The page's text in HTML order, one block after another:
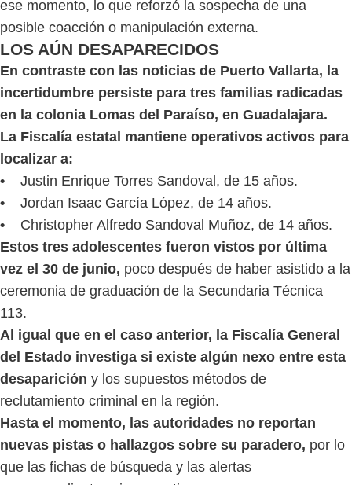
ese momento, lo que reforzó la sospecha de una
posible coacción o manipulación externa.
LOS AÚN DESAPARECIDOS
En contraste con las noticias de Puerto Vallarta, la
incertidumbre persiste para tres familias radicadas
en la colonia Lomas del Paraíso, en Guadalajara.
La Fiscalía estatal mantiene operativos activos para
localizar a:
•
Justin Enrique Torres Sandoval, de 15 años.
•
Jordan Isaac García López, de 14 años.
•
Christopher Alfredo Sandoval Muñoz, de 14 años.
Estos tres adolescentes fueron vistos por última
vez el 30 de junio, poco después de haber asistido a la
ceremonia de graduación de la Secundaria Técnica
113.
Al igual que en el caso anterior, la Fiscalía General
del Estado investiga si existe algún nexo entre esta
desaparición y los supuestos métodos de
reclutamiento criminal en la región.
Hasta el momento, las autoridades no reportan
nuevas pistas o hallazgos sobre su paradero, por lo
que las fichas de búsqueda y las alertas